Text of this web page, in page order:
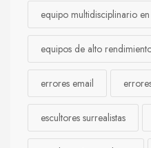
equipo multidisciplinario
equipos de alto
errores email
escultores surrealistas